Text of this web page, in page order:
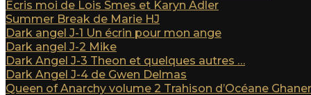
Ecris moi de Lois Smes et Karyn Adler
Summer Break de Marie HJ
Dark angel J-1 Un écrin pour mon ange
Dark angel J-2 Mike
Dark Angel J-3 Theon et quelques autres …
Dark Angel J-4 de Gwen Delmas
Queen of Anarchy volume 2 Trahison d’Océane